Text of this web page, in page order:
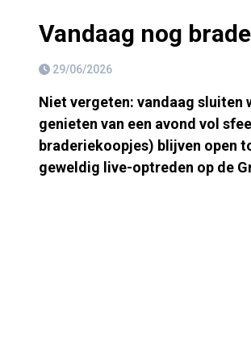
Vandaag nog
29/06/2026
Niet vergeten: vandaag sluiten
genieten van een avond vol
braderiekoopjes) blijven open
geweldig live-optreden op de